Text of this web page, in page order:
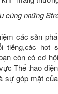
cùng những
các sản
tiếng,các hot
còn có cơ
Thể thao
sự góp mặt